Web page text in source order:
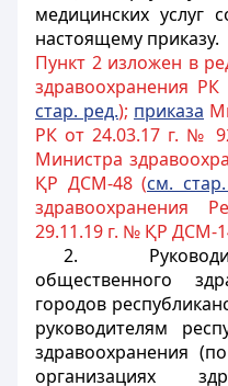
медицинских услуг
настоящему приказу.
Пункт 2 изложен в
здравоохранения
стар. ред.); приказа
РК от 24.03.17 г. №
Министра
ҚР ДСМ-48 (см.
здравоохранения
29.11.19 г. № ҚР ДСМ-
2.
общественного
городов
руководителям
здравоохранения
организациях